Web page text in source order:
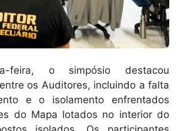
feira, o simpósio destacou
os Auditores, incluindo a falta
e o isolamento enfrentados
do Mapa lotados no interior do